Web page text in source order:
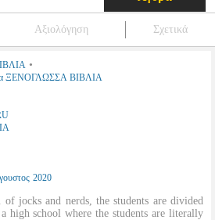
Αξιολόγηση Σχετικά
•
ΞΕΝΟΓΛΩΣΣΑ ΒΙΒΛΙΑ
2020
jocks and nerds, the students are divided
high school where the students are literally